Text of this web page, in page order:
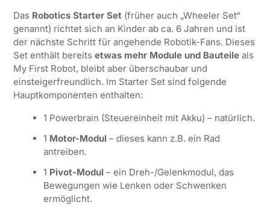
Das Robotics Starter Set (früher auch „Wheeler Set“
genannt) richtet sich an Kinder ab ca. 6 Jahren und ist
der nächste Schritt für angehende Robotik-Fans. Dieses
Set enthält bereits etwas mehr Module und Bauteileals
My First Robot, bleibt aber überschaubar und
einsteigerfreundlich. Im Starter Set sind folgende
Hauptkomponenten enthalten:
1 Powerbrain (Steuereinheit mit Akku) – natürlich.
1 Motor-Modul – dieses kann z.B. ein Rad
antreiben.
1 Pivot-Modul – ein Dreh-/Gelenkmodul, das
Bewegungen wie Lenken oder Schwenken
ermöglicht.